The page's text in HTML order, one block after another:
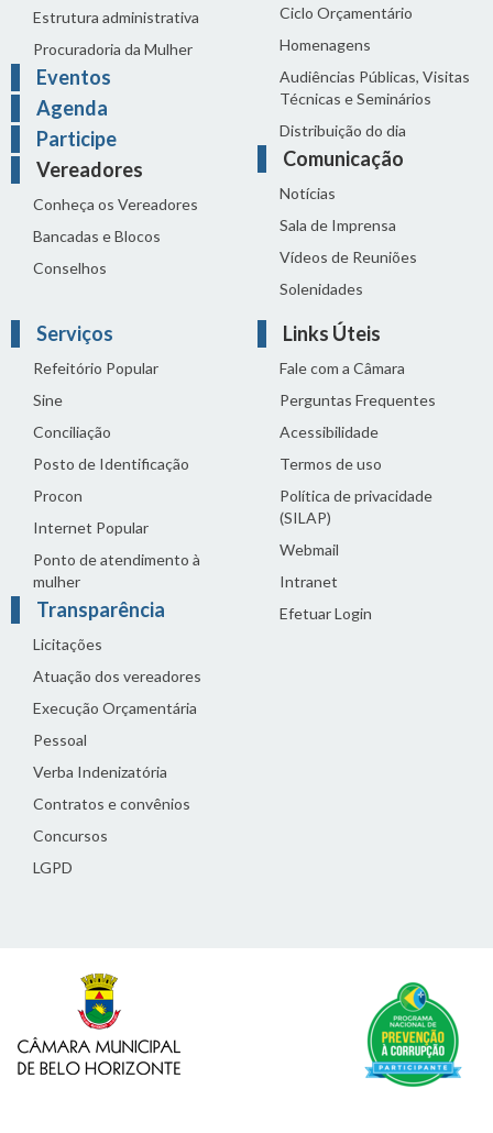
Estrutura administrativa
Procuradoria da Mulher
Eventos
Agenda
Participe
Vereadores
Conheça os Vereadores
Bancadas e Blocos
Conselhos
Ciclo Orçamentário
Homenagens
Audiências Públicas, Visitas
Técnicas e Seminários
Distribuição do dia
Comunicação
Notícias
Sala de Imprensa
Vídeos de Reuniões
Solenidades
Serviços
Refeitório Popular
Sine
Conciliação
Posto de Identificação
Procon
Internet Popular
Ponto de atendimento à
mulher
Transparência
Licitações
Atuação dos vereadores
Execução Orçamentária
Pessoal
Verba Indenizatória
Contratos e convênios
Concursos
LGPD
Links Úteis
Fale com a Câmara
Perguntas Frequentes
Acessibilidade
Termos de uso
Política de privacidade
(SILAP)
Webmail
Intranet
Efetuar Login